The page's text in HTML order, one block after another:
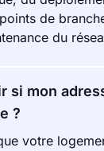
de
du
si mon
?
votre